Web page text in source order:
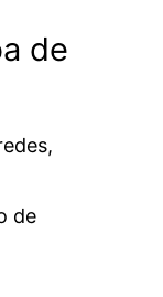
de
de